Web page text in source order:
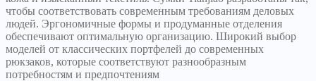
чтобы соответствовать современным требованиям деловых
людей. Эргономичные формы и продуманные отделения
обеспечивают оптимальную организацию. Широкий выбор
моделей от классических портфелей до современных
рюкзаков, которые соответствуют разнообразным
потребностям и предпочтениям